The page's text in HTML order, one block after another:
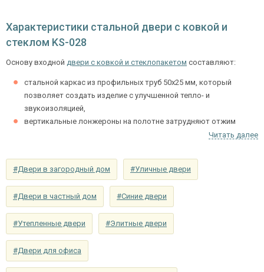
Запирающие устройства и фурнитура
Нижний замок
Верхний замок на выбор
Глазок
угол обзора 200°
Противосъемные
устройства
блокираторы
Изоляционные материалы
Звуко- и
теплоизоляция
двойной контур уплотнения,
(на выбор)
Характеристики стальной двери с ковкой и
стеклом KS-028
Основу входной двери с ковкой и стеклопакетом составляют:
стальной каркас из профильных труб 50х25 мм, который
позволяет создать изделие с улучшенной тепло- и
звукоизоляцией,
вертикальные лонжероны на полотне затрудняют отжим
полотна от коробки и улучшают защитные характеристики
шумоизолирующий материал на выбор заказчика –
минераловатная УРСА или пенопласт.
Базовый набор комплектации двери содержит двойной контур,
закрепленный вдоль периметра двери, качественные петли на
подшипниках.
Доступные комплектующие и материалы для
данной моделидвери с порошковым напылением
Читать далее
#Двери в загородный дом #Уличные двери
#Двери в частный дом #Синие двери
#Утепленные двери #Элитные двери
#Двери для офиса